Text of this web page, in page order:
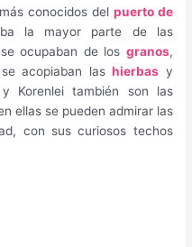
conocidos del puerto de
la mayor parte de las
se ocupaban de los granos,
se acopiaban lashierbas y
Korenlei también son las
ellas se pueden admirar las
con sus curiosos techos